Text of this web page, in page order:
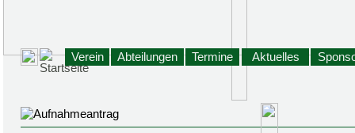
Verein Abteilungen Termine Aktuelles